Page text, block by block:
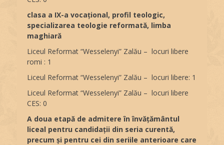
clasa a IX-a vocațional, profil teologic,
specializarea teologie reformată, limba
maghiară
Liceul Reformat “Wesselenyi” Zalău – locuri libere
romi : 1
Liceul Reformat “Wesselenyi” Zalău – locuri libere: 1
Liceul Reformat “Wesselenyi” Zalău – locuri libere
CES: 0
A doua etapă de admitere în învățământul
liceal pentru candidații din seria curentă,
precum și pentru cei din seriile anterioare care